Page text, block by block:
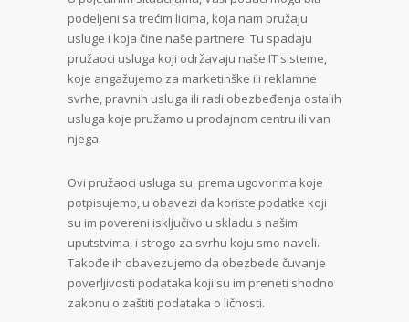
podeljeni sa trećim licima, koja nam pružaju
usluge i koja čine naše partnere. Tu spadaju
pružaoci usluga koji održavaju naše IT sisteme,
koje angažujemo za marketinške ili reklamne
svrhe, pravnih usluga ili radi obezbeđenja ostalih
usluga koje pružamo u prodajnom centru ili van
njega.
Ovi pružaoci usluga su, prema ugovorima koje
potpisujemo, u obavezi da koriste podatke koji
su im povereni isključivo u skladu s našim
uputstvima, i strogo za svrhu koju smo naveli.
Takođe ih obavezujemo da obezbede čuvanje
poverljivosti podataka koji su im preneti shodno
zakonu o zaštiti podataka o ličnosti.